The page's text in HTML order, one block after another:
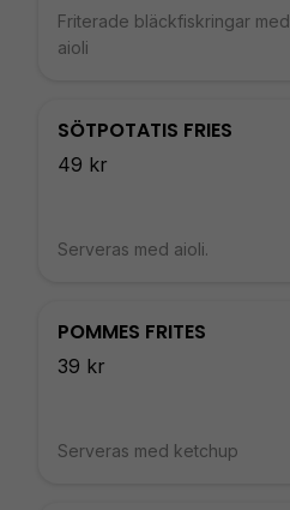
Friterade bläckfiskringar med
aioli
SÖTPOTATIS FRIES
49 kr
Serveras med aioli.
POMMES FRITES
39 kr
Serveras med ketchup